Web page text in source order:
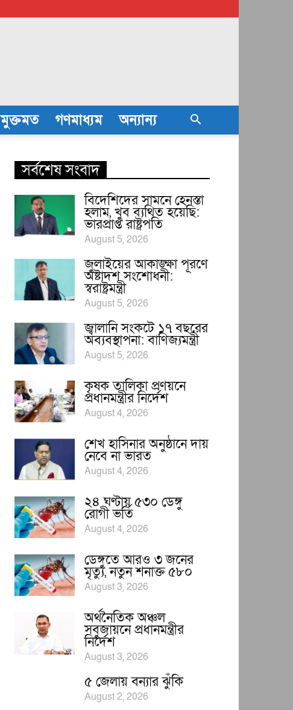
মুক্তমত গণমাধ্যম অন্যান্য
সর্বশেষ সংবাদ
বিদেশিদের সামনে হেনস্তা
হলাম, খুব ব্যথিত হয়েছি:
ভারপ্রাপ্ত রাষ্ট্রপতি
August 5, 2026
জুলাইয়ের আকাঙ্ক্ষা পূরণে
অষ্টাদশ সংশোধনী:
স্বরাষ্ট্রমন্ত্রী
August 5, 2026
জ্বালানি সংকটে ১৭ বছরের
অব্যবস্থাপনা: বাণিজ্যমন্ত্রী
August 5, 2026
কৃষক তালিকা প্রণয়নে
প্রধানমন্ত্রীর নির্দেশ
August 4, 2026
শেখ হাসিনার অনুষ্ঠানে দায়
নেবে না ভারত
August 4, 2026
২৪ ঘণ্টায় ৫৩০ ডেঙ্গু
রোগী ভর্তি
August 4, 2026
ডেঙ্গুতে আরও ৩ জনের
মৃত্যু, নতুন শনাক্ত ৫৮০
August 3, 2026
অর্থনৈতিক অঞ্চল
সবুজায়নে প্রধানমন্ত্রীর
নির্দেশ
August 3, 2026
৫ জেলায় বন্যার ঝুঁকি
August 2, 2026